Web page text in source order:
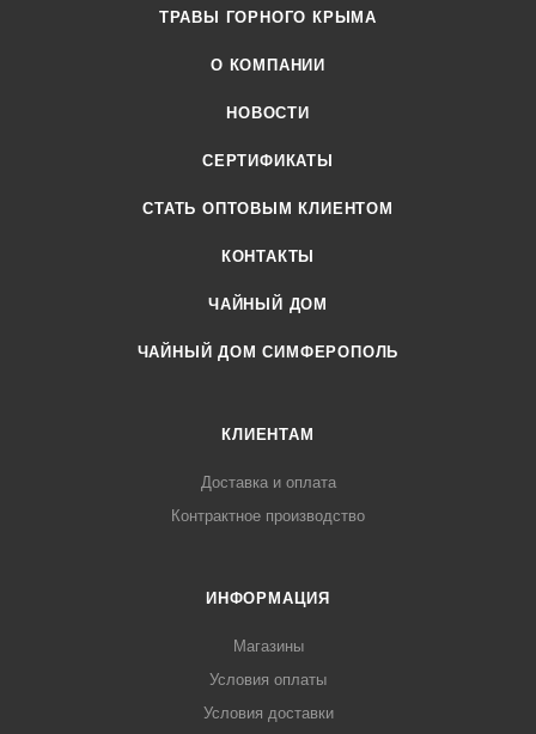
ТРАВЫ ГОРНОГО КРЫМА
О КОМПАНИИ
НОВОСТИ
СЕРТИФИКАТЫ
CТАТЬ ОПТОВЫМ КЛИЕНТОМ
КОНТАКТЫ
ЧАЙНЫЙ ДОМ
ЧАЙНЫЙ ДОМ СИМФЕРОПОЛЬ
КЛИЕНТАМ
Доставка и оплата
Контрактное производство
ИНФОРМАЦИЯ
Магазины
Условия оплаты
Условия доставки